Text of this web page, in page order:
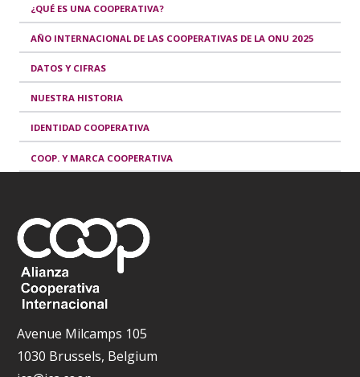
¿QUÉ ES UNA COOPERATIVA?
AÑO INTERNACIONAL DE LAS COOPERATIVAS DE LA ONU 2025
DATOS Y CIFRAS
NUESTRA HISTORIA
IDENTIDAD COOPERATIVA
COOP. Y MARCA COOPERATIVA
Avenue Milcamps 105
1030 Brussels, Belgium